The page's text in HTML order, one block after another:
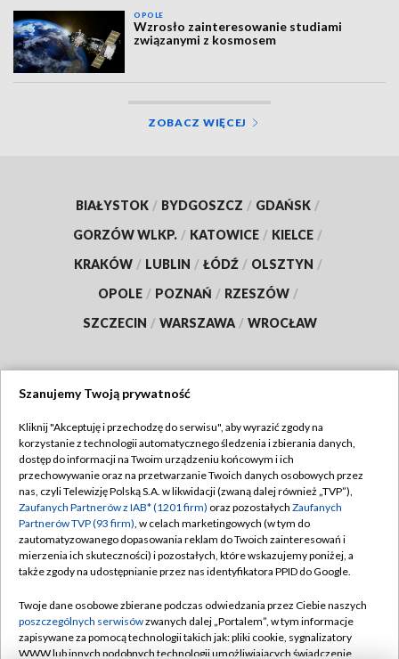
OPOLE
Wzrosło zainteresowanie studiami
związanymi z kosmosem
ZOBACZ WIĘCEJ
BIAŁYSTOK / BYDGOSZCZ / GDAŃSK /
GORZÓW WLKP. / KATOWICE / KIELCE /
KRAKÓW / LUBLIN / ŁÓDŹ / OLSZTYN /
OPOLE / POZNAŃ / RZESZÓW /
SZCZECIN / WARSZAWA / WROCŁAW
TVP
Abonament TVP
Emisja w TVP
Centrum informacji TVP
Naziemna Telewizja Cyfrowa
Rada Programowa
System NOS
Regulamin TVP
Polityka prywatności
Moje zgody
Pomoc
Kontakt
Szanujemy Twoją prywatność
Kliknij "Akceptuję i przechodzę do serwisu", aby wyrazić zgody na
korzystanie z technologii automatycznego śledzenia i zbierania danych,
dostęp do informacji na Twoim urządzeniu końcowym i ich
przechowywanie oraz na przetwarzanie Twoich danych osobowych przez
nas, czyli Telewizję Polską S.A. w likwidacji (zwaną dalej również „TVP”),
Zaufanych Partnerów z IAB* (1201 firm) oraz pozostałych Zaufanych
Partnerów TVP (93 firm), w celach marketingowych (w tym do
zautomatyzowanego dopasowania reklam do Twoich zainteresowań i
mierzenia ich skuteczności) i pozostałych, które wskazujemy poniżej, a
także zgody na udostępnianie przez nas identyfikatora PPID do Google.
Twoje dane osobowe zbierane podczas odwiedzania przez Ciebie naszych
poszczególnych serwisówzwanych dalej „Portalem”, w tym informacje
zapisywane za pomocą technologii takich jak: pliki cookie, sygnalizatory
WWW lub innych podobnych technologii umożliwiających świadczenie